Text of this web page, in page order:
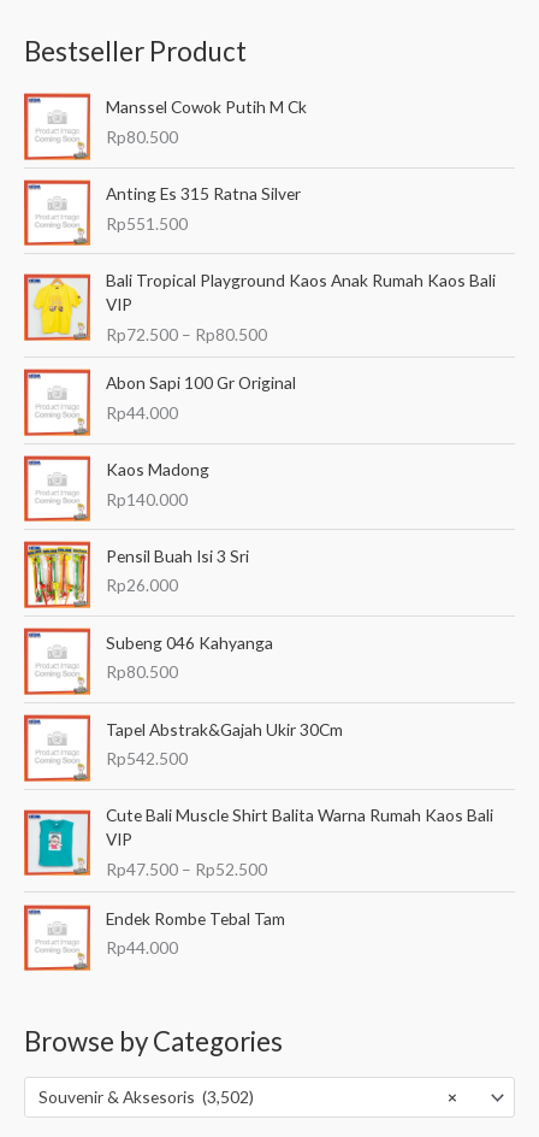
c
a
u
n
u
k
Bestseller Product
Manssel Cowok Putih M Ck
Rp80.500
Anting Es 315 Ratna Silver
Rp551.500
Bali Tropical Playground Kaos Anak Rumah Kaos Bali
VIP
Rp72.500 – Rp80.500
e
t
n
a
2
5
0
n
g
a
R
5
Abon Sapi 100 Gr Original
Rp44.000
Kaos Madong
Rp140.000
Pensil Buah Isi 3 Sri
Rp26.000
Subeng 046 Kahyanga
Rp80.500
Tapel Abstrak&Gajah Ukir 30Cm
Rp542.500
Cute Bali Muscle Shirt Balita Warna Rumah Kaos Bali
VIP
Rp47.500 – Rp52.500
e
t
n
g
R
Endek Rombe Tebal Tam
Rp44.000
Browse by Categories
×
Souvenir & Aksesoris (3,502)